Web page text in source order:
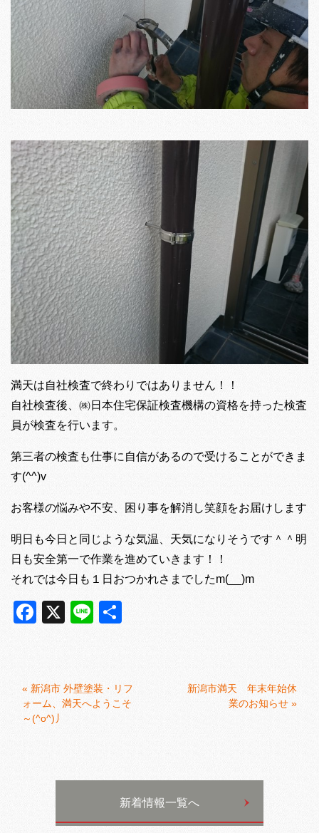
満天は自社検査で終わりではありません！！
自社検査後、㈱日本住宅保証検査機構の資格を持った検査
員が検査を行います。
第三者の検査も仕事に自信があるので受けることができま
す(^^)v
お客様の悩みや不安、困り事を解消し笑顔をお届けします
明日も今日と同じような気温、天気になりそうです＾＾明
日も安全第一で作業を進めていきます！！
それでは今日も１日おつかれさまでしたm(__)m
Facebook
X Line
« 新潟市 外壁塗装・リフ
ォーム、満天へようこそ
～(^o^)丿
新潟市満天 年末年始休
業のお知らせ »
新着情報一覧へ